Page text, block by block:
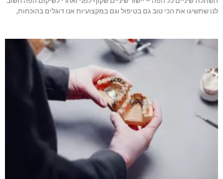
לנו שתשיגו את הכי טוב גם בטיפול וגם במקצועיות אנו דוגלים בהוכחות,